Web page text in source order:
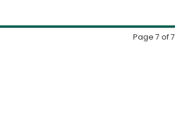
Page 7 of 7